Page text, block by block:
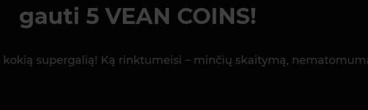
gauti 5 VEAN COINS!
supergalią! Ką rinktumeisi – minčių skaitymą,